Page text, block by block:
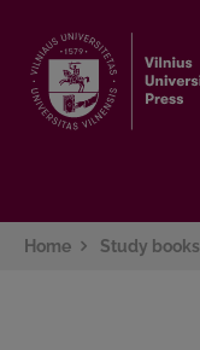
Home Study books